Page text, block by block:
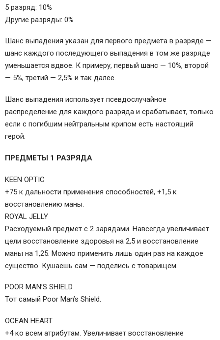
5 разряд: 10%
Другие разряды: 0%
Шанс выпадения указан для первого предмета в разряде —
шанс каждого последующего выпадения в том же разряде
уменьшается вдвое. К примеру, первый шанс — 10%, второй
— 5%, третий — 2,5% и так далее.
Шанс выпадения использует псевдослучайное
распределение для каждого разряда и срабатывает, только
если с погибшим нейтральным крипом есть настоящий
герой.
ПРЕДМЕТЫ 1 РАЗРЯДА
KEEN OPTIC
+75 к дальности применения способностей, +1,5 к
восстановлению маны.
ROYAL JELLY
Расходуемый предмет с 2 зарядами. Навсегда увеличивает
цели восстановление здоровья на 2,5 и восстановление
маны на 1,25. Можно применить лишь один раз на каждое
существо. Кушаешь сам — поделись с товарищем.
POOR MAN’S SHIELD
Тот самый Poor Man’s Shield.
OCEAN HEART
+4 ко всем атрибутам. Увеличивает восстановление